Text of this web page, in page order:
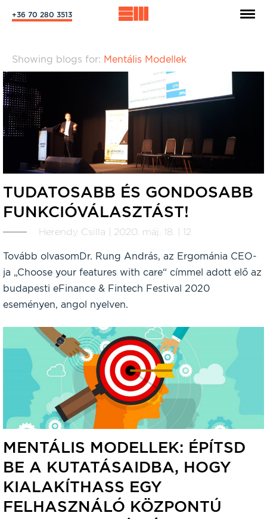
+36 70 280 3513
Showing blogs for: Mentális Modellek
TUDATOSABB ÉS GONDOSABB
FUNKCIÓVÁLASZTÁST!
Herendy Csilla | 2020. máj. 18. | 12
Tovább olvasomDr. Rung András, az Ergománia CEO-
ja „Choose your features with care“ címmel adott elő az
budapesti eFinance & Fintech Festival 2020
eseményen, angol nyelven.
MENTÁLIS MODELLEK: ÉPÍTSD
BE A KUTATÁSAIDBA, HOGY
KIALAKÍTHASS EGY
FELHASZNÁLÓ KÖZPONTÚ